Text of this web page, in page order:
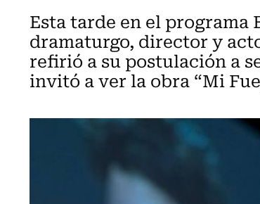
Esta tarde en el programa
dramaturgo, director y
refirió a su postulación a
invitó a ver la obra “Mi